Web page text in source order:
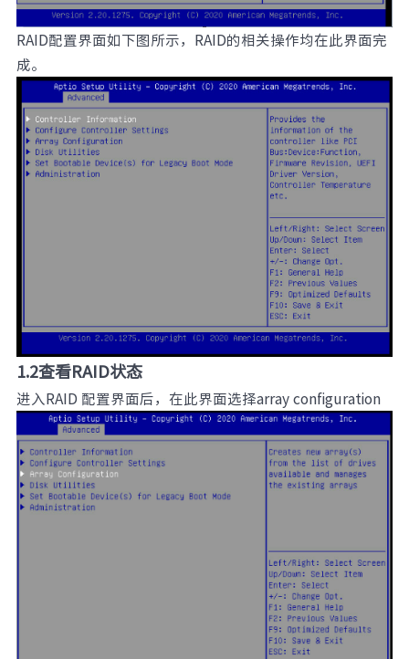
RAID配置界面如下图所示，RAID的相关操作均在此界面完
成。
1.2查看RAID状态
进入RAID 配置界面后，在此界面选择array configuration